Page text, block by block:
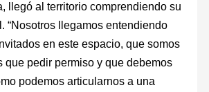
llegó al territorio comprendiendo su
“Nosotros llegamos entendiendo
en este espacio, que somos
que pedir permiso y que debemos
podemos articularnos a una